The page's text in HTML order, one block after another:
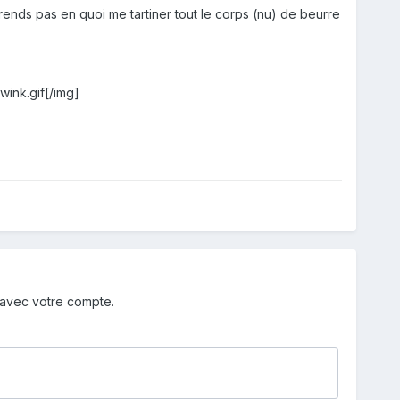
pas en quoi me tartiner tout le corps (nu) de beurre
img]
votre compte.